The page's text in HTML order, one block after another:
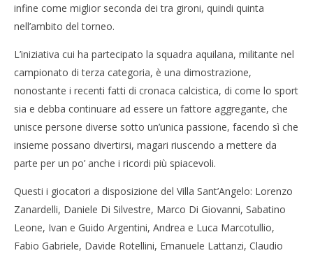
infine come miglior seconda dei tra gironi, quindi quinta
nell’ambito del torneo.
L’iniziativa cui ha partecipato la squadra aquilana, militante nel
campionato di terza categoria, è una dimostrazione,
nonostante i recenti fatti di cronaca calcistica, di come lo sport
sia e debba continuare ad essere un fattore aggregante, che
unisce persone diverse sotto un’unica passione, facendo sì che
insieme possano divertirsi, magari riuscendo a mettere da
parte per un po’ anche i ricordi più spiacevoli.
Questi i giocatori a disposizione del Villa Sant’Angelo: Lorenzo
Zanardelli, Daniele Di Silvestre, Marco Di Giovanni, Sabatino
Leone, Ivan e Guido Argentini, Andrea e Luca Marcotullio,
Fabio Gabriele, Davide Rotellini, Emanuele Lattanzi, Claudio